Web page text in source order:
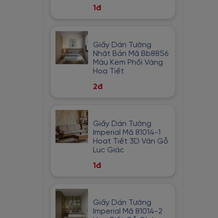
Trắng Phối Vàng
Xanh Lam Nhạt
Hồng Đất
Vàng Đồng
Trắng phối Xám
Xanh lá cây
Nâu Đỏ
Màu Be
Cam Nhạt
1đ
Giấy Dán Tường
Nhật Bản Mã Bb8856
Màu Kem Phối Vàng
Hoạ Tiết
2đ
Giấy Dán Tường
Imperial Mã 81014-1
Hoạt Tiết 3D Vân Gỗ
Lục Giác
1đ
Giấy Dán Tường
Imperial Mã 81014-2